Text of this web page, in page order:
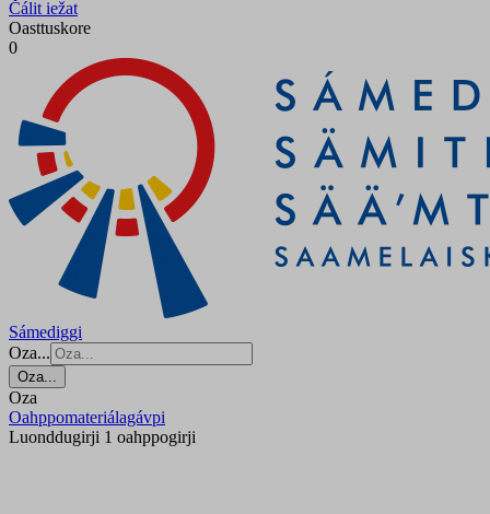
Čálit iežat
Oasttuskore
0
Sámediggi
Oza...
Oza...
Oza
Oahppomateriálagávpi
Luonddugirji 1 oahppogirji